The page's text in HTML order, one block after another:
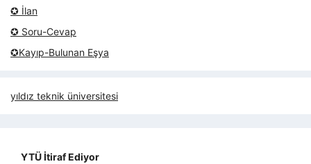
✪ İlan
✪ Soru-Cevap
✪Kayıp-Bulunan Eşya
yıldız teknik üniversitesi
YTÜ İtiraf Ediyor